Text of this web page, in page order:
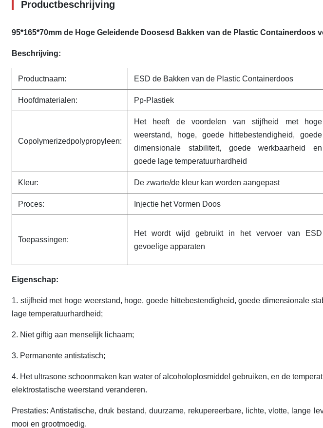
Productbeschrijving
95*165*70mm de Hoge Geleidende Doosesd Bakken van de Plastic Containerdoos
Beschrijving:
Productnaam: ESD de Bakken van de Plastic Containerdoos
Hoofdmaterialen: Pp-Plastiek
Copolymerizedpolypropyleen:
Het heeft de voordelen van stijfheid met hoge
weerstand, hoge, goede hittebestendigheid, goede
dimensionale stabiliteit, goede werkbaarheid en
goede lage temperatuurhardheid
Kleur: De zwarte/de kleur kan worden aangepast
Proces: Injectie het Vormen Doos
Toepassingen:
Het wordt wijd gebruikt in het vervoer van ESD
gevoelige apparaten
Eigenschap:
1. stijfheid met hoge weerstand, hoge, goede hittebestendigheid, goede dimensionale
lage temperatuurhardheid;
2. Niet giftig aan menselijk lichaam;
3. Permanente antistatisch;
4. Het ultrasone schoonmaken kan water of alcoholoplosmiddel gebruiken, en de
elektrostatische weerstand veranderen.
Prestaties: Antistatische, druk bestand, duurzame, rekupereerbare, lichte, vlotte, lange
mooi en grootmoedig.